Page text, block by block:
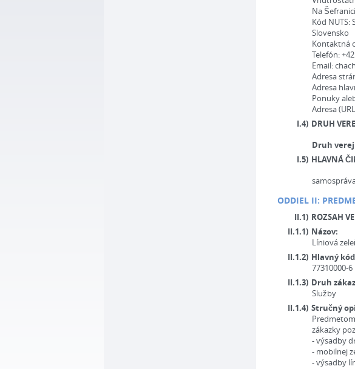
Na
Kód NUTS:
Slovensko
Kontaktná
Telefón:
Email:
Adresa
Adresa
Ponuky
Adresa
I.4) DRUH
Druh
I.5) HLAVNÁ
ODDIEL II:
II.1) ROZSAH
II.1.1) Názov:
Líniová
II.1.2) Hlavný kód
77310000-6
II.1.3) Druh
Služby
II.1.4) Stručný
zákazky
- výsadby
- mobilnej
- výsadby